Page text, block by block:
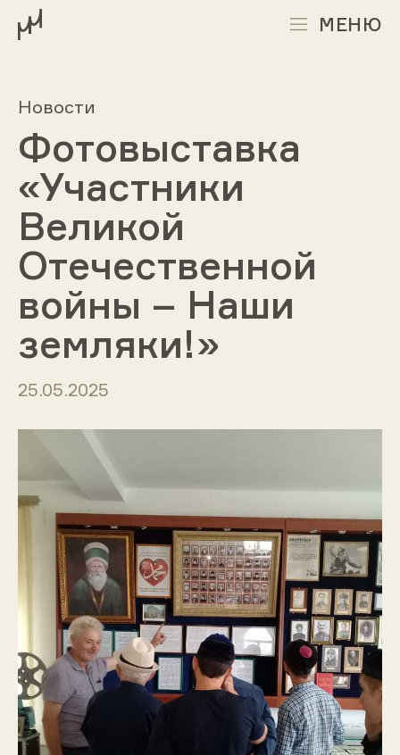
МЕНЮ
Новости
Фотовыставка
«Участники
Великой
Отечественной
войны – Наши
земляки!»
25.05.2025